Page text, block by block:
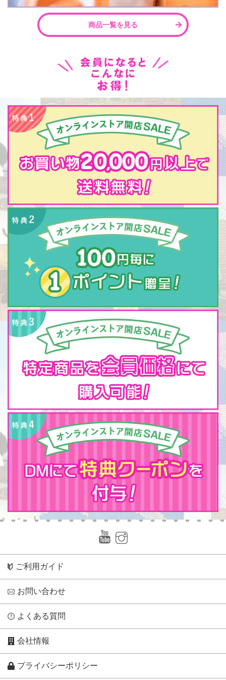
商品一覧を見る
ご利用ガイド
お問い合わせ
よくある質問
会社情報
プライバシーポリシー